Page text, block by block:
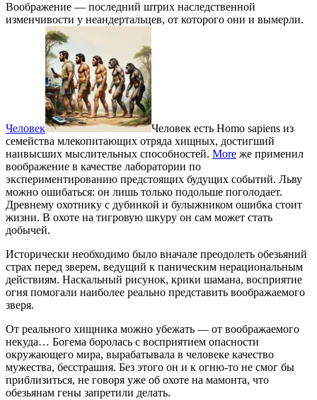
Воображение — последний штрих наследственной
изменчивости у неандертальцев, от которого они и вымерли.
Человек
Человек есть Homo sapiens из
семейства млекопитающих отряда хищных, достигший
наивысших мыслительных способностей. More же применил
воображение в качестве лаборатории по
экспериментированию предстоящих будущих событий. Льву
можно ошибаться: он лишь только подольше поголодает.
Древнему охотнику с дубинкой и булыжником ошибка стоит
жизни. В охоте на тигровую шкуру он сам может стать
добычей.
Исторически необходимо было вначале преодолеть обезьяний
страх перед зверем, ведущий к паническим нерациональным
действиям. Наскальный рисунок, крики шамана, восприятие
огня помогали наиболее реально представить воображаемого
зверя.
От реального хищника можно убежать — от воображаемого
некуда… Богема боролась с восприятием опасности
окружающего мира, вырабатывала в человеке качество
мужества, бесстрашия. Без этого он и к огню-то не смог бы
приблизиться, не говоря уже об охоте на мамонта, что
обезьянам гены запретили делать.